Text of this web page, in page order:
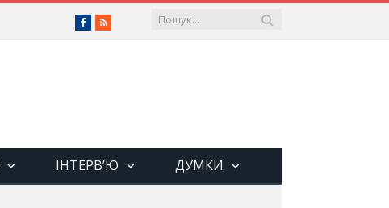
Facebook
RSS
ІНТЕРВ’Ю ДУМКИ